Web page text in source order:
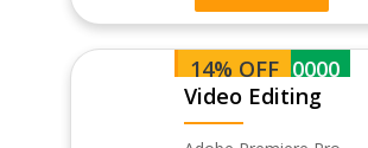
BDT 30000
14% OFF
Video Editing